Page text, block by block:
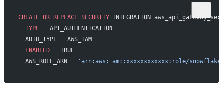
CREATE OR REPLACE SECURITY INTEGRATION
  TYPE
= API_AUTHENTICATION
  AUTH_TYPE
= AWS_IAM
  ENABLED
= TRUE
  AWS_ROLE_ARN
= 'arn:aws:iam::xxxxxxxxxxxx:role/